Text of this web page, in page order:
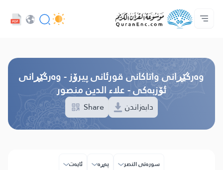
سه‌ره‌كی
پێڕستی وه‌رگێڕاوه‌كان
Audio
خزمەتگوزاریەکانی پەرەپێدەران - API
دەربارەی پرۆژە
په‌یوه‌ندیمان پێوه‌ بكه‌
زمان
وه‌رگێڕانی واتاکانی قورئانی پیرۆز - وەرگێڕانی
ئۆزبەکی - علاء الدين منصور
دابەزاندن Share
سوره‌تی النصر پەڕە ئایه‌ت